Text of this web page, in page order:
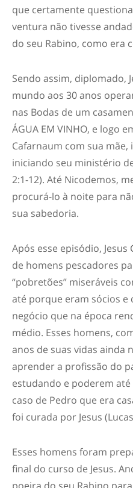
que certamente
ventura não tivesse
do seu Rabino, como era
Sendo assim, diplomado,
mundo aos 30 anos
nas Bodas de um
ÁGUA EM VINHO, e logo
Cafarnaum com sua
iniciando seu ministério
2:1-12). Até Nicodemos,
procurá-lo à noite para
sua sabedoria.
Após esse episódio,
de homens pescadores
“pobretões” miseráveis
até porque eram sócios e
negócio que na época
médio. Esses homens,
anos de suas vidas ainda
aprender a profissão do
estudando e poderem
caso de Pedro que era
foi curada por Jesus
Esses homens foram
final do curso de Jesus.